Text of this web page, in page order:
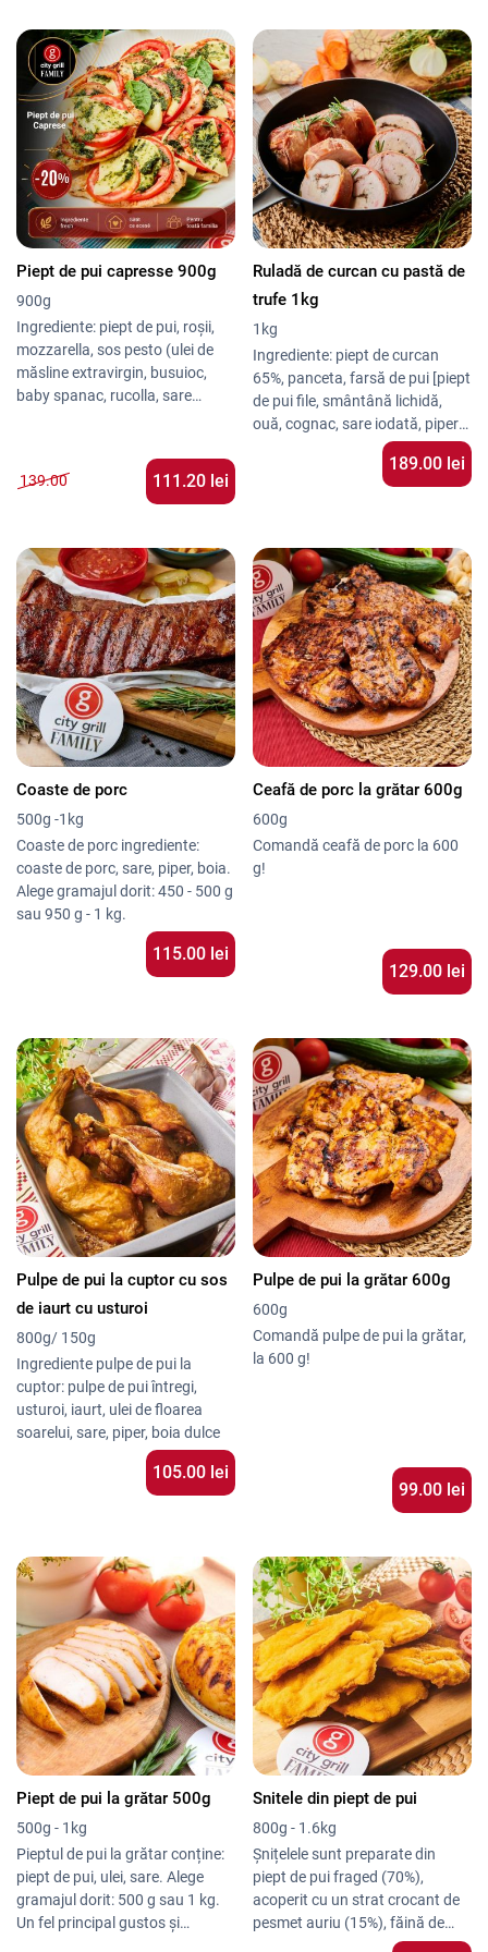
[piept de pui, marinadă [grăsimi
vegetale (rapiță, floarea
soarelui), sare, legume
deshidratate (ardei roșu,
usturoi, ceapă), zahăr, arome
naturale, ierburi, condimente,
corectori de aciditate (E330],
broccoli 18%
din cartofi (cartofi, lapte, unt,
sare ioadată, piper alb) Alergeni:
lactoza
Piept de pui capresse 900g
900g
Ingrediente: piept de pui, roșii,
mozzarella, sos pesto (ulei de
măsline extravirgin, busuioc,
baby spanac, rucolla, sare
soarelui); sare; legume
deshidratate-ardei roşu, usturoi,
ceapă; zahăr; arome naturale;
aciditate-E330), sare iodată
139.00 111.20 lei
Ruladă de curcan cu pastă de
trufe 1kg
1kg
Ingrediente: piept de curcan
65%, panceta, farsă de pui [piept
de pui file, smântână lichidă,
ouă, cognac, sare iodată, piper
alb, nucșoară], pastă cu trufe
[ciuperci, ulei de măsline
extravirgin, pesmet fără gluten
de bere, ulei de măsline
extravirgin, zahăr, agent de
îngroșare: E412, E464, sare,
emulsifiant: E471, fibre vegetale:
morcov, bambus, regulator de
aciditate:E262, extract de
drojdie), trufe negre de vară,
pătrunjel, usturoi, piper, arome]
189.00 lei
Coaste de porc
500g -1kg
Coaste de porc ingrediente:
coaste de porc, sare, piper, boia.
Alege gramajul dorit: 450 - 500 g
sau 950 g - 1 kg.
115.00 lei
Ceafă de porc la grătar 600g
600g
Comandă ceafă de porc la 600
g!
129.00 lei
Pulpe de pui la cuptor cu sos
de iaurt cu usturoi
800g/ 150g
Ingrediente pulpe de pui la
cuptor: pulpe de pui întregi,
usturoi, iaurt, ulei de floarea
soarelui, sare, piper, boia dulce
105.00 lei
Pulpe de pui la grătar 600g
600g
Comandă pulpe de pui la grătar,
la 600 g!
99.00 lei
Piept de pui la grătar 500g
500g - 1kg
Pieptul de pui la grătar conține:
piept de pui, ulei, sare. Alege
gramajul dorit: 500 g sau 1 kg.
Un fel principal gustos și
Snitele din piept de pui
800g - 1.6kg
Șnițelele sunt preparate din
piept de pui fraged (70%),
acoperit cu un strat crocant de
pesmet auriu (15%), făină de
grâu și proteină vegetală din